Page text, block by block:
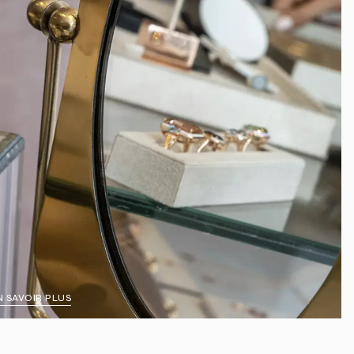
SAVOIR PLUS